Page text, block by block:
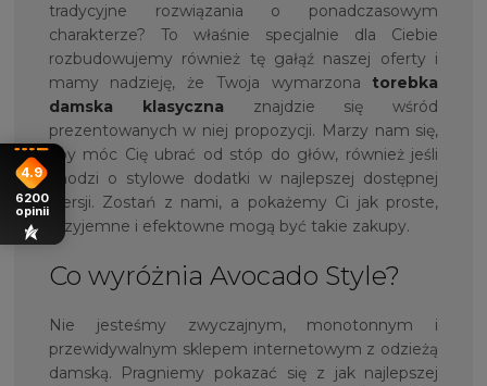
tradycyjne rozwiązania o ponadczasowym
charakterze? To właśnie specjalnie dla Ciebie
rozbudowujemy również tę gałąź naszej oferty i
mamy nadzieję, że Twoja wymarzona torebka
damska klasyczna znajdzie się wśród
prezentowanych w niej propozycji. Marzy nam się,
aby móc Cię ubrać od stóp do głów, również jeśli
chodzi o stylowe dodatki w najlepszej dostępnej
wersji. Zostań z nami, a pokażemy Ci jak proste,
przyjemne i efektowne mogą być takie zakupy.
Co wyróżnia Avocado Style?
Nie jesteśmy zwyczajnym, monotonnym i
przewidywalnym sklepem internetowym z odzieżą
damską. Pragniemy pokazać się z jak najlepszej
4.9
6200
opinii